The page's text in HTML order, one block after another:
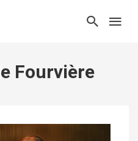
Fourvière